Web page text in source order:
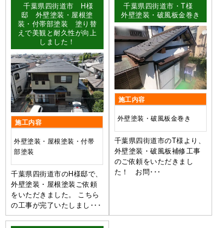
千葉県四街道市 H様
邸 外壁塗装・屋根塗
装・付帯部塗装 塗り替
えで美観と耐久性が向上
しました！
施工内容
外壁塗装・屋根塗装・付帯
部塗装
千葉県四街道市のH様邸で、
外壁塗装・屋根塗装ご依頼
をいただきました。 こちら
の工事が完了いたしまし･･･
千葉県四街道市・T様
外壁塗装・破風板金巻き
施工内容
外壁塗装・破風板金巻き
千葉県四街道市のT様より、
外壁塗装・破風板補修工事
のご依頼をいただきまし
た！ お問･･･